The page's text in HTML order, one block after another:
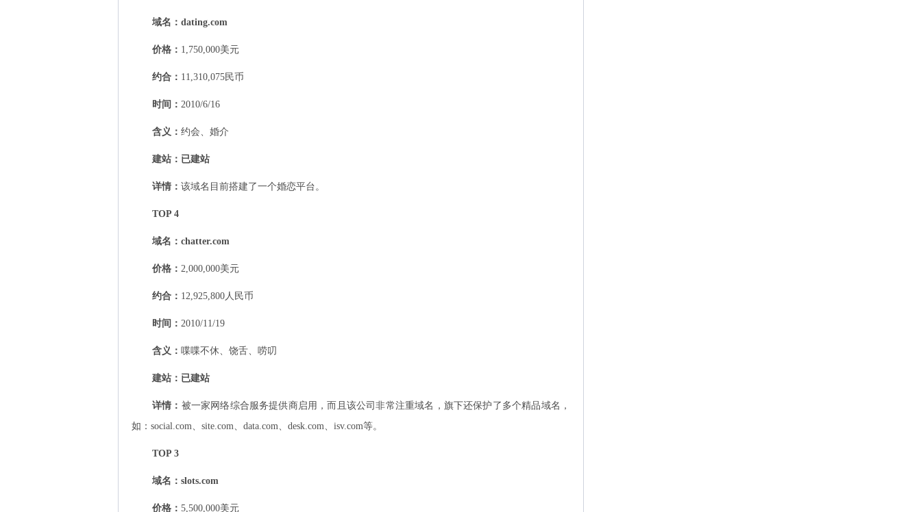
域名： dating.com
价格： 1,750,000美元
约合： 11,310,075民币
时间： 2010/6/16
含义： 约会、婚介
建站： 已建站
详情： 该域名目前搭建了一个婚恋平台。
TOP 4
域名： chatter.com
价格： 2,000,000美元
约合： 12,925,800人民币
时间： 2010/11/19
含义： 喋喋不休、饶舌、唠叨
建站： 已建站
详情： 被一家网络综合服务提供商启用，而且该公司非常注重域名，旗下还保护了多个精品域名，
如：social.com、site.com、data.com、desk.com、isv.com等。
TOP 3
域名： slots.com
价格： 5,500,000美元